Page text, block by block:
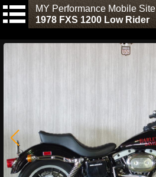
MY Performance Mobile Site
1978 FXS 1200 Low Rider